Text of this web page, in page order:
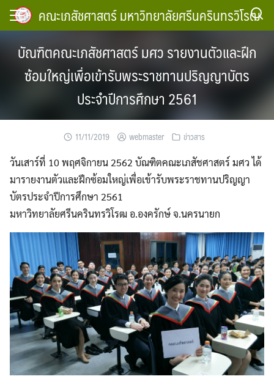
Skip
คณะเภสัชศาสตร์ มหาวิทยาลัยศรีนครินทรวิโรฒ
บัณฑิตคณะเภสัชศาสตร์ มศว รายงานตัวและฝึก
ซ้อมใหญ่เพื่อเข้ารับพระราชทานปริญญาบัตร
ประจำปีการศึกษา 2561
11/11/2019 webmaster ข่าวสาร
วันเสาร์ที่ 10 พฤศจิกายน 2562 บัณฑิตคณะเภสัชศาสตร์ มศว ได้
มารายงานตัวและฝึกซ้อมใหญ่เพื่อเข้ารับพระราชทานปริญญา
บัตรประจำปีการศึกษา 2561
มหาวิทยาลัยศรีนครินทรวิโรฒ อ.องครักษ์ จ.นครนายก